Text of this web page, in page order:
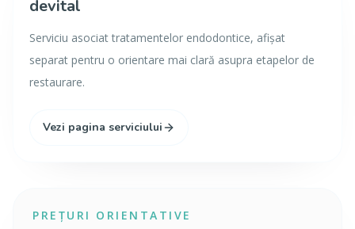
devital
Serviciu asociat tratamentelor endodontice, afișat
separat pentru o orientare mai clară asupra etapelor de
restaurare.
Vezi pagina serviciului
PREȚURI ORIENTATIVE